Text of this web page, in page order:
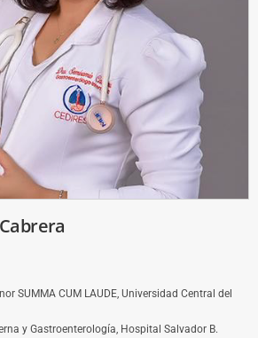
SUMMA CUM LAUDE, Universidad Central del
y Gastroenterología, Hospital Salvador B.